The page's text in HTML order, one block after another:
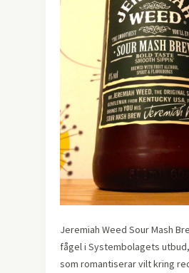
Jeremiah Weed Sour Mash
fågel i Systembolagets
som romantiserar vilt kring